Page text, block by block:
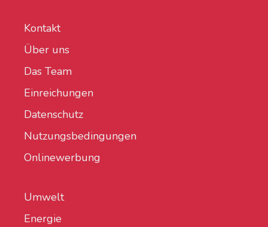
Kontakt
Über uns
Das Team
Einreichungen
Datenschutz
Nutzungsbedingungen
Onlinewerbung
Umwelt
Energie